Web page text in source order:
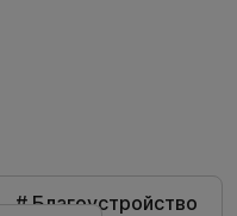
# Благоустройство